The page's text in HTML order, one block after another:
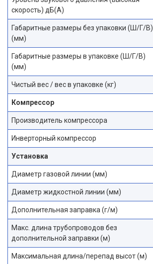
скорость) дБ(А)
Габаритные размеры без упаковки (Ш/Г/В)
(мм)
Габаритные размеры в упаковке (Ш/Г/В)
(мм)
Чистый вес / вес в упаковке (кг)
Компрессор
Производитель компрессора
Инверторный компрессор
Установка
Диаметр газовой линии (мм)
Диаметр жидкостной линии (мм)
Дополнительная заправка (г/м)
Макс. длина трубопроводов без
дополнительной заправки (м)
Максимальная длина/перепад высот (м)